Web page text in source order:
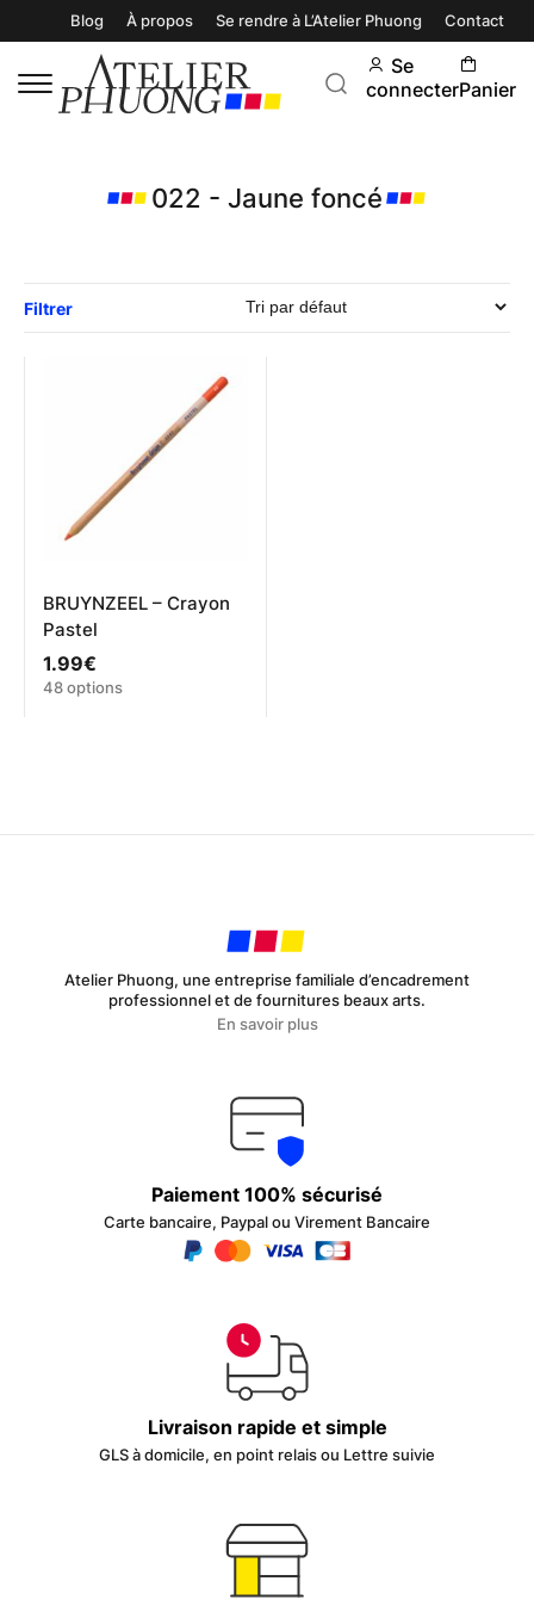
Blog À propos Se rendre à L’Atelier Phuong Contact
Se
connecterPanier
022 - Jaune foncé
Filtrer
BRUYNZEEL – Crayon
Pastel
1.99€
Ce
options
page
48 options
Atelier Phuong, une entreprise familiale d’encadrement
professionnel et de fournitures beaux arts.
En savoir plus
Paiement 100% sécurisé
Carte bancaire, Paypal ou Virement Bancaire
Livraison rapide et simple
GLS à domicile, en point relais ou Lettre suivie